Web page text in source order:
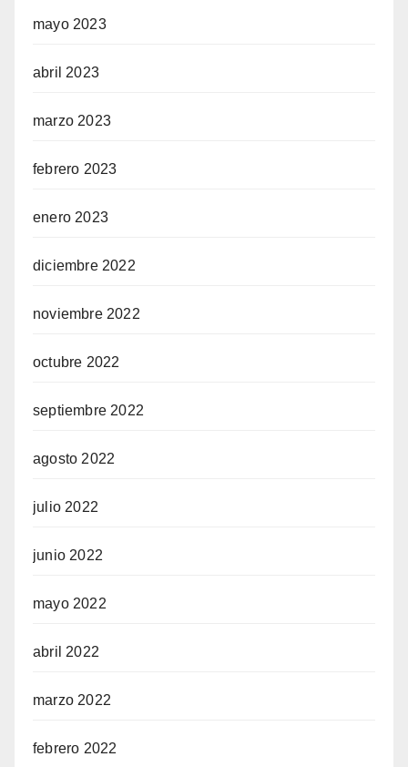
mayo 2023
abril 2023
marzo 2023
febrero 2023
enero 2023
diciembre 2022
noviembre 2022
octubre 2022
septiembre 2022
agosto 2022
julio 2022
junio 2022
mayo 2022
abril 2022
marzo 2022
febrero 2022